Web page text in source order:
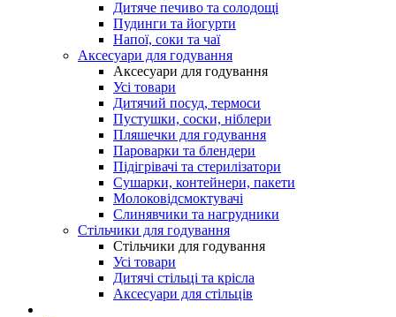
Дитяче печиво та солодощі
Пудинги та йогурти
Напої, соки та чаї
Аксесуари для годування
Аксесуари для годування
Усі товари
Дитячий посуд, термоси
Пустушки, соски, ніблери
Пляшечки для годування
Пароварки та блендери
Підігрівачі та стерилізатори
Сушарки, контейнери, пакети
Молоковідсмоктувачі
Слинявчики та нагрудники
Стільчики для годування
Стільчики для годування
Усі товари
Дитячі стільці та крісла
Аксесуари для стільців